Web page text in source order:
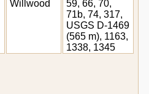
Willwood
59, 66, 70,
71b, 74, 317,
USGS D-1469
(565 m), 1163,
1338, 1345